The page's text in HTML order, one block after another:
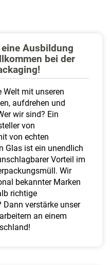
n
Ausbildung
bei der
Welt mit unseren
aufdrehen und
wir sind? Ein
von
von echten
Glas ist ein unendlich
Vorteil im
Wir
bekannter Marken
richtige
Dann verstärke unser
an einem